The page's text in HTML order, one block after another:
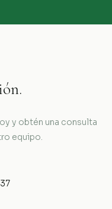
y obtén una consulta
equipo.